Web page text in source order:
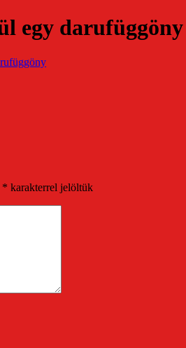
egy darufüggöny
* karakterrel jelöltük